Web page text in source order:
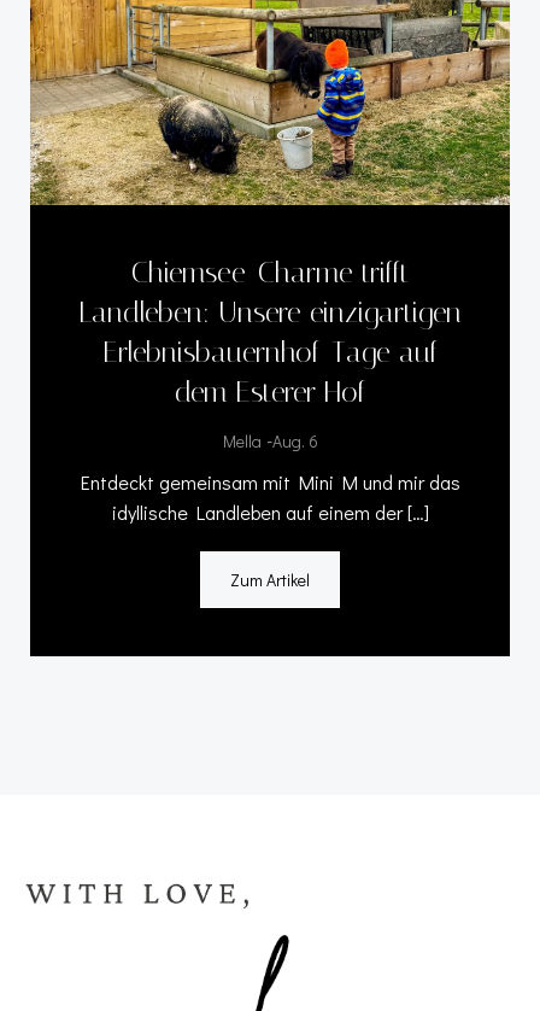
Chiemsee-Charme trifft
Landleben: Unsere einzigartigen
Erlebnisbauernhof-Tage auf
dem Esterer Hof
Mella -Aug. 6
Entdeckt gemeinsam mit Mini M und mir das
idyllische Landleben auf einem der […]
Zum Artikel